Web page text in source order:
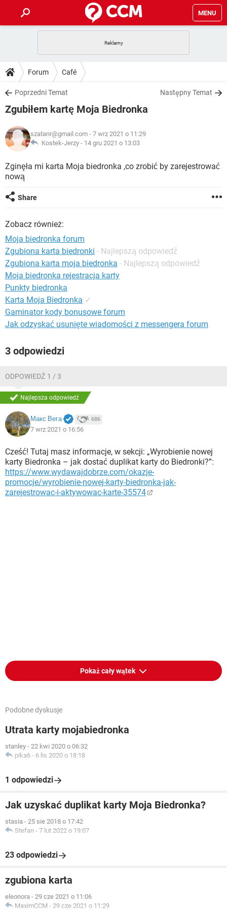
MENU
GRY
SPOTIFY
INSTAGRAM FACEBOOK
WINDOWS 10
PORADY
PlayStation
INSTAGRAM FACEBOOK
WINDOWS 10
DO POBRANIA
ANDROID TIKTOK
GRY
IOS NETFLIX
INSTAGRAM FACEBOOK
WINDOWS 10
FORUM
COVID-19 TIKTOK
GRY
SPOTIFY NETFLIX
ARTYKUŁY
COVID-19
GRY
SPOTIFY
Forum Café
Poprzedni Temat Następny Temat
Zgubiłem kartę Moja Biedronka
szatanr@gmail.com - 7 wrz 2021 o 11:29
Kostek-Jerzy - 14 gru 2021 o 13:03
Zginęła mi karta Moja biedronka ,co zrobić by zarejestrować
nową
Share
Zobacz również:
Moja biedronka forum
Zgubiona karta biedronki - Najlepszą odpowiedź
Zgubiona karta moja biedronka - Najlepszą odpowiedź
Moja biedronka rejestracja karty
Punkty biedronka
Karta Moja Biedronka ✓
Gaminator kody bonusowe forum
Jak odzyskać usunięte wiadomości z messengera forum
3 odpowiedzi
ODPOWIEDŹ 1 / 3
Najlepsza odpowiedź
Макс Вега 686
7 wrz 2021 o 16:56
Cześć! Tutaj masz informacje, w sekcji: „Wyrobienie nowej
karty Biedronka – jak dostać duplikat karty do Biedronki?”:
https://www.wydawajdobrze.com/okazje-
promocje/wyrobienie-nowej-karty-biedronka-jak-
zarejestrowac-i-aktywowac-karte-35574
Pokaż cały wątek
Podobne dyskusje
Utrata karty mojabiedronka
stanley - 22 kwi 2020 o 06:32
pika6 - 6 lis 2020 o 18:18
1 odpowiedzi
Jak uzyskać duplikat karty Moja Biedronka?
stasia - 25 sie 2018 o 17:42
Stefan - 7 lut 2022 o 19:07
23 odpowiedzi
zgubiona karta
eleonora - 29 cze 2021 o 11:06
MaximCCM - 29 cze 2021 o 11:29